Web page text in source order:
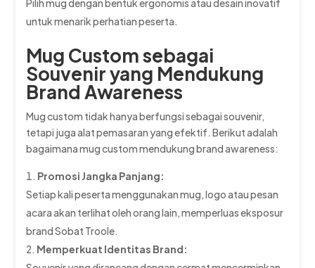
Pilih mug dengan bentuk ergonomis atau desain inovatif
untuk menarik perhatian peserta.
Mug Custom sebagai
Souvenir yang Mendukung
Brand Awareness
Mug custom tidak hanya berfungsi sebagai souvenir,
tetapi juga alat pemasaran yang efektif. Berikut adalah
bagaimana mug custom mendukung brand awareness:
Promosi Jangka Panjang:
Setiap kali peserta menggunakan mug, logo atau pesan
acara akan terlihat oleh orang lain, memperluas eksposur
brand Sobat Troole.
Memperkuat Identitas Brand: